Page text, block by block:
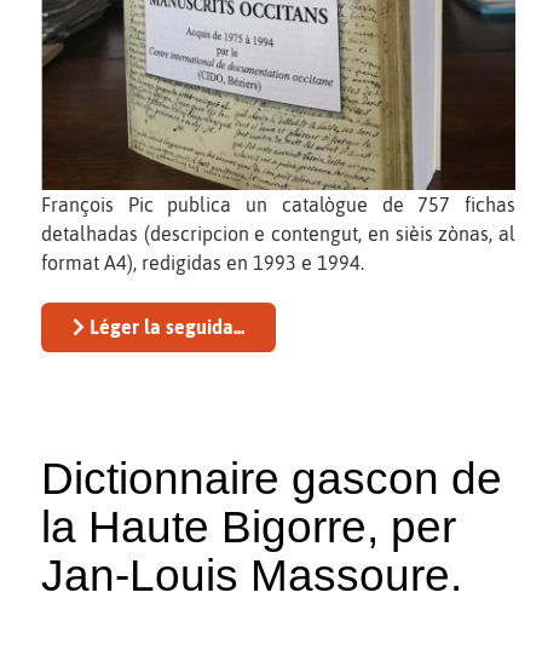
François Pic publica un catalògue de 757 fichas
detalhadas (descripcion e contengut, en sièis zònas, al
format A4), redigidas en 1993 e 1994.
Léger la seguida...
Dictionnaire gascon de
la Haute Bigorre, per
Jan-Louis Massoure.